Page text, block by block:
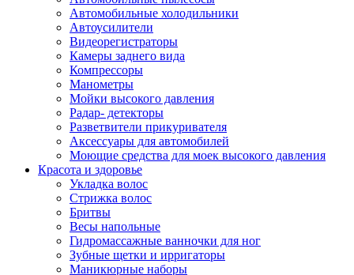
Автомобильные холодильники
Автоусилители
Видеорегистраторы
Камеры заднего вида
Компрессоры
Манометры
Мойки высокого давления
Радар- детекторы
Разветвители прикуривателя
Аксессуары для автомобилей
Моющие средства для моек высокого давления
Красота и здоровье
Укладка волос
Стрижка волос
Бритвы
Весы напольные
Гидромассажные ванночки для ног
Зубные щетки и ирригаторы
Маникюрные наборы